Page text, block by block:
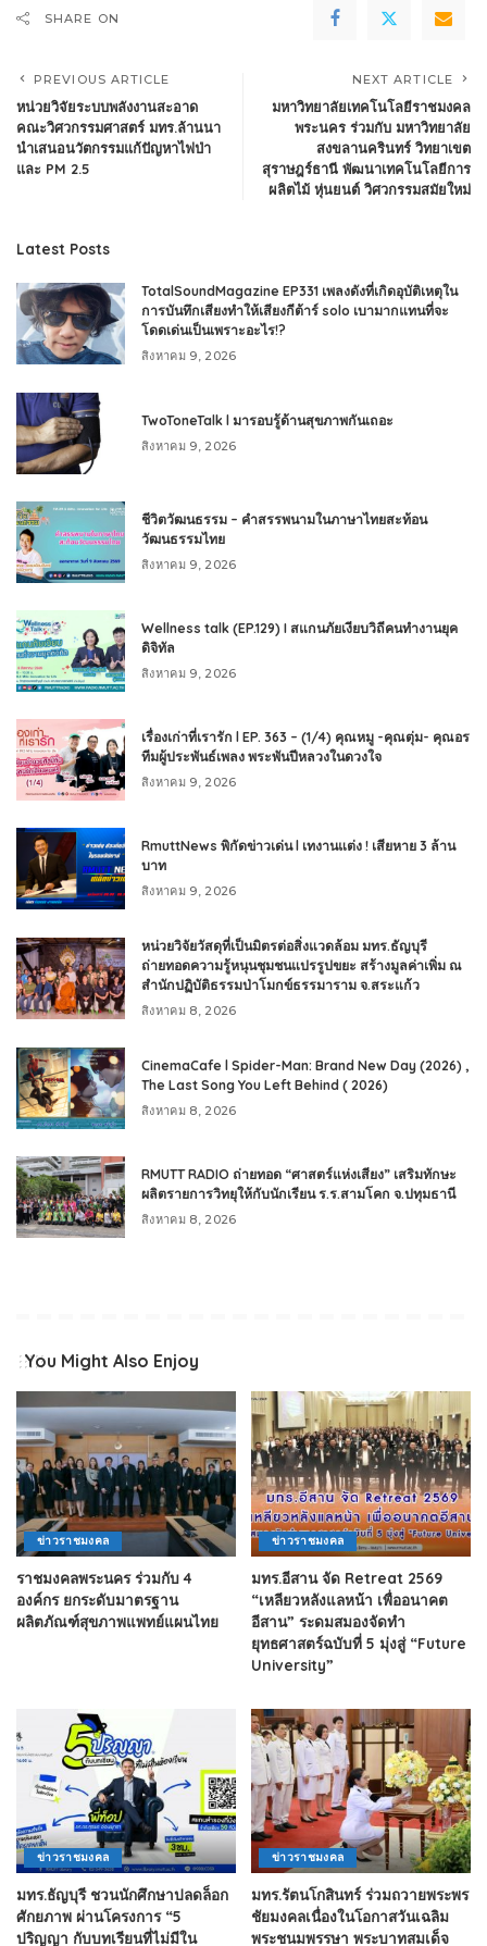
SHARE ON
PREVIOUS ARTICLE
หน่วยวิจัยระบบพลังงานสะอาด
คณะวิศวกรรมศาสตร์ มทร.ล้านนา
นำเสนอนวัตกรรมแก้ปัญหาไฟป่า
และ PM 2.5
NEXT ARTICLE
มหาวิทยาลัยเทคโนโลยีราชมงคล
พระนคร ร่วมกับ มหาวิทยาลัย
สงขลานครินทร์ วิทยาเขต
สุราษฎร์ธานี พัฒนาเทคโนโลยีการ
ผลิตไม้ หุ่นยนต์ วิศวกรรมสมัยใหม่
Latest Posts
TotalSoundMagazine EP331 เพลงดังที่เกิดอุบัติเหตุใน
การบันทึกเสียงทำให้เสียงกีต้าร์ solo เบามากแทนที่จะ
โดดเด่นเป็นเพราะอะไร!?
สิงหาคม 9, 2026
TwoToneTalk l มารอบรู้ด้านสุขภาพกันเถอะ
สิงหาคม 9, 2026
ชีวิตวัฒนธรรม – คำสรรพนามในภาษาไทยสะท้อน
วัฒนธรรมไทย
สิงหาคม 9, 2026
Wellness talk (EP.129) I สแกนภัยเงียบวิถีคนทำงานยุค
ดิจิทัล
สิงหาคม 9, 2026
เรื่องเก่าที่เรารัก l EP. 363 – (1/4) คุณหมู -คุณตุ่ม- คุณอร
ทีมผู้ประพันธ์เพลง พระพันปีหลวงในดวงใจ
สิงหาคม 9, 2026
RmuttNews พิกัดข่าวเด่น l เทงานแต่ง ! เสียหาย 3 ล้าน
บาท
สิงหาคม 9, 2026
หน่วยวิจัยวัสดุที่เป็นมิตรต่อสิ่งแวดล้อม มทร.ธัญบุรี
ถ่ายทอดความรู้หนุนชุมชนแปรรูปขยะ สร้างมูลค่าเพิ่ม ณ
สำนักปฏิบัติธรรมป่าโมกข์ธรรมาราม จ.สระแก้ว
สิงหาคม 8, 2026
CinemaCafe l Spider-Man: Brand New Day (2026) ,
The Last Song You Left Behind ( 2026)
สิงหาคม 8, 2026
RMUTT RADIO ถ่ายทอด “ศาสตร์แห่งเสียง” เสริมทักษะ
ผลิตรายการวิทยุให้กับนักเรียน ร.ร.สามโคก จ.ปทุมธานี
สิงหาคม 8, 2026
You Might Also Enjoy
ข่าวราชมงคล
ราชมงคลพระนคร ร่วมกับ 4
องค์กร ยกระดับมาตรฐาน
ผลิตภัณฑ์สุขภาพแพทย์แผนไทย
ข่าวราชมงคล
มทร.อีสาน จัด Retreat 2569
“เหลียวหลังแลหน้า เพื่ออนาคต
อีสาน” ระดมสมองจัดทำ
ยุทธศาสตร์ฉบับที่ 5 มุ่งสู่ “Future
University”
ข่าวราชมงคล
มทร.ธัญบุรี ชวนนักศึกษาปลดล็อก
ศักยภาพ ผ่านโครงการ “5
ปริญญา กับบทเรียนที่ไม่มีใน
ข่าวราชมงคล
มทร.รัตนโกสินทร์ ร่วมถวายพระพร
ชัยมงคลเนื่องในโอกาสวันเฉลิม
พระชนมพรรษา พระบาทสมเด็จ